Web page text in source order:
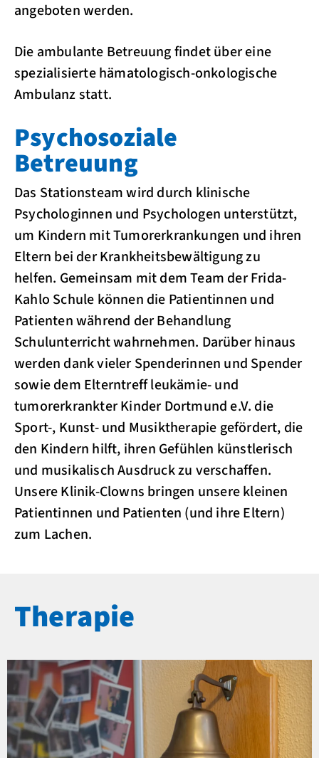
angeboten werden.
Die ambulante Betreuung findet über eine
spezialisierte hämatologisch-onkologische
Ambulanz statt.
Psychosoziale
Betreuung
Das Stationsteam wird durch klinische
Psychologinnen und Psychologen unterstützt,
um Kindern mit Tumorerkrankungen und ihren
Eltern bei der Krankheitsbewältigung zu
helfen. Gemeinsam mit dem Team der Frida-
Kahlo Schule können die Patientinnen und
Patienten während der Behandlung
Schulunterricht wahrnehmen. Darüber hinaus
werden dank vieler Spenderinnen und Spender
sowie dem Elterntreff leukämie- und
tumorerkrankter Kinder Dortmund e.V. die
Sport-, Kunst- und Musiktherapie gefördert, die
den Kindern hilft, ihren Gefühlen künstlerisch
und musikalisch Ausdruck zu verschaffen.
Unsere Klinik-Clowns bringen unsere kleinen
Patientinnen und Patienten (und ihre Eltern)
zum Lachen.
Therapie